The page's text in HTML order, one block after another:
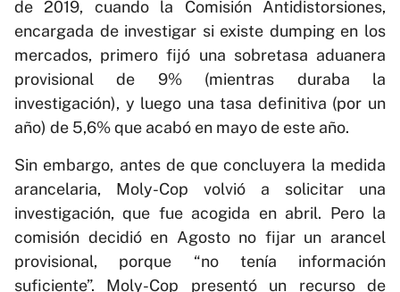
de 2019, cuando la Comisión Antidistorsiones,
encargada de investigar si existe dumping en los
mercados, primero fijó una sobretasa aduanera
provisional de 9% (mientras duraba la
investigación), y luego una tasa definitiva (por un
año) de 5,6% que acabó en mayo de este año.
Sin embargo, antes de que concluyera la medida
arancelaria, Moly-Cop volvió a solicitar una
investigación, que fue acogida en abril. Pero la
comisión decidió en Agosto no fijar un arancel
provisional, porque “no tenía información
suficiente”. Moly-Cop presentó un recurso de